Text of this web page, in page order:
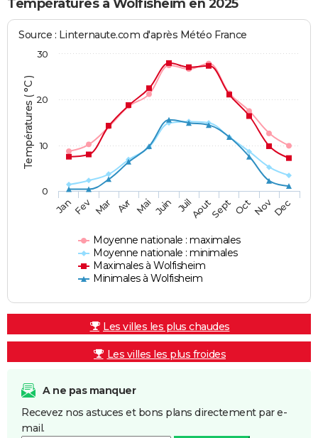
Températures à Wolfisheim en 2025
Températures ( °C )
Source : Linternaute.com d'après Météo France
Moyenne nationale : maximales
Moyenne nationale : minimales
Maximales à Wolfisheim
Minimales à Wolfisheim
JanFev Mar Avr Mai Juin JuilAoutSept OctNovDec
0
10
20
30
Les villes les plus chaudes
Les villes les plus froides
A ne pas manquer
Recevez nos astuces et bons plans directement par e-
mail.